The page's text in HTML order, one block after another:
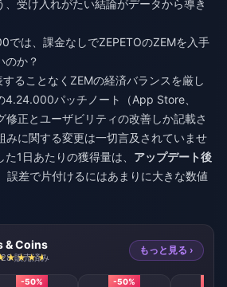
受け入れがたい結論がデータから導き
では、課金なしでZEPETOのZEMを入手
のか？
ることなくZEMの経済バランスを厳し
4.24.000パッチノート（App Store、
正とユーザビリティの改善しか記載さ
みに関する変更は一切言及されていませ
1日あたりの獲得量は、 アップデート後
誤差で片付けるにはあまりに大きな数値
& Coins
販売済み
もっと見る ›
-50% -50%